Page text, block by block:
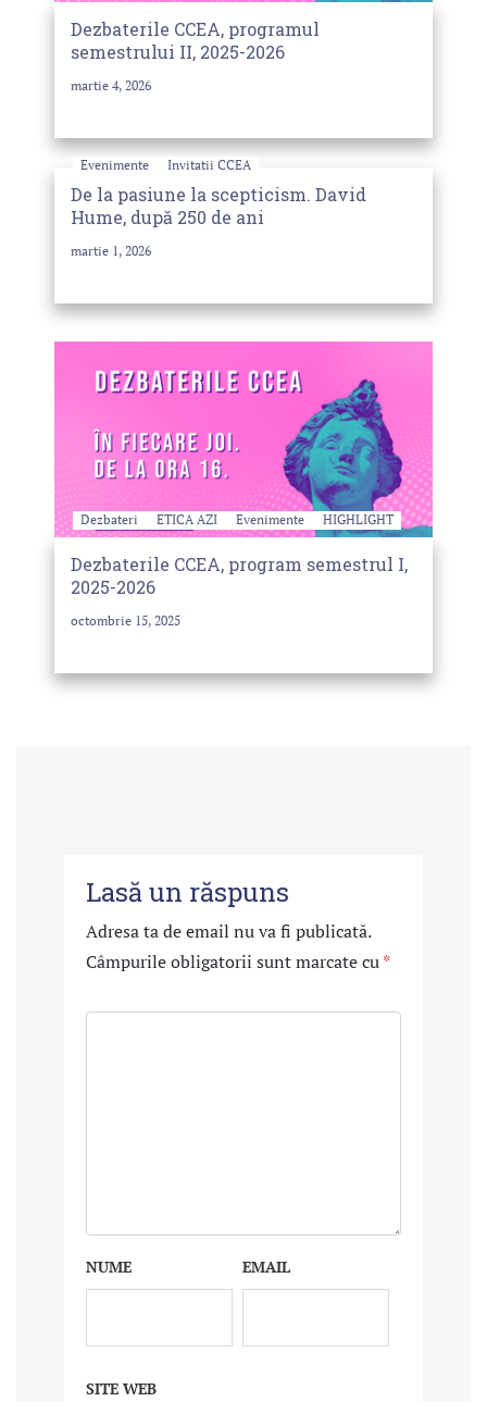
Dezbaterile CCEA, programul
semestrului II, 2025-2026
martie 4, 2026
Evenimente Invitatii CCEA
De la pasiune la scepticism. David
Hume, după 250 de ani
martie 1, 2026
Dezbateri ETICA AZI Evenimente HIGHLIGHT
Dezbaterile CCEA, program semestrul I,
2025-2026
octombrie 15, 2025
Lasă un răspuns
Adresa ta de email nu va fi publicată.
Câmpurile obligatorii sunt marcate cu*
NUME EMAIL
SITE WEB